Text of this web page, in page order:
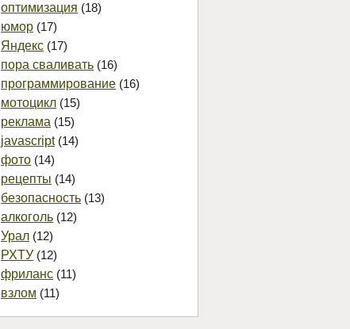
оптимизация (18)
юмор (17)
Яндекс (17)
пора сваливать (16)
программирование (16)
мотоцикл (15)
реклама (15)
javascript(14)
фото (14)
рецепты (14)
безопасность (13)
алкоголь (12)
Урал (12)
РХТУ (12)
фриланс (11)
взлом (11)